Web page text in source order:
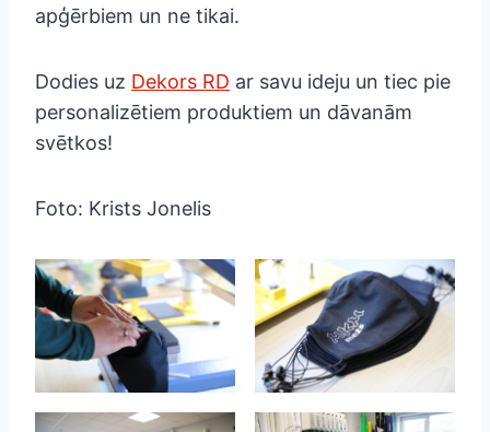
apģērbiem un ne tikai.
Dodies uz Dekors RD ar savu ideju un tiec pie
personalizētiem produktiem un dāvanām
svētkos!
Foto: Krists Jonelis